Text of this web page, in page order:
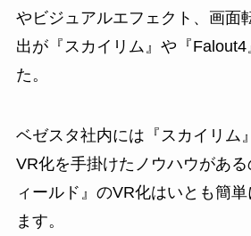
やビジュアルエフェクト、画面
出が『スカイリム』や『
た。
ベゼスタ社内には『スカイリム
VR化を手掛けたノウハウがあ
ィールド』のVR化はいとも簡
ます。